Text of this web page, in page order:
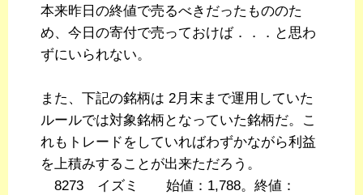
本来昨日の終値で売るべきだったもののた
め、今日の寄付で売っておけば．．．と思わ
ずにいられない。
また、下記の銘柄は 2月末まで運用していた
ルールでは対象銘柄となっていた銘柄だ。こ
れもトレードをしていればわずかながら利益
を上積みすることが出来ただろう。
8273 イズミ 始値：1,788。終値：